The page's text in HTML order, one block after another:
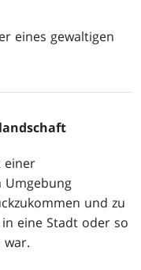
eines gewaltigen
einer
Umgebung
und zu
eine Stadt oder so